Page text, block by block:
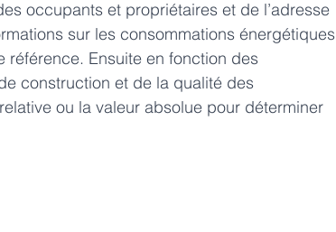
occupants et propriétaires et de l’adresse
sur les consommations énergétiques
référence. Ensuite en fonction des
construction et de la qualité des
ou la valeur absolue pour déterminer